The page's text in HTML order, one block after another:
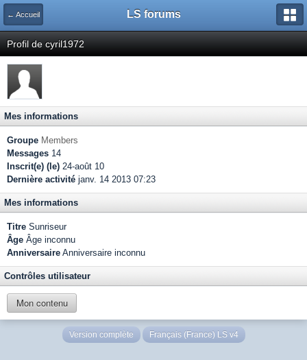
← Accueil LS forums
Profil de cyril1972
Mes informations
Groupe Members
Messages 14
Inscrit(e) (le) 24-août 10
Dernière activité janv. 14 2013 07:23
Mes informations
Titre Sunriseur
Âge Âge inconnu
Anniversaire Anniversaire inconnu
Contrôles utilisateur
Mon contenu
Version complète Français (France) LS v4